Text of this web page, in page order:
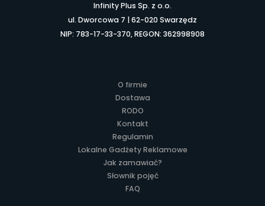
Infinity Plus Sp. z o.o.
ul. Dworcowa 7 | 62-020 Swarzędz
NIP: 783-17-33-370, REGON: 362998908
O firmie
Dostawa
RODO
Kontakt
Regulamin
Lokalne Gadżety Reklamowe
Jak zamawiać?
Słownik pojęć
FAQ